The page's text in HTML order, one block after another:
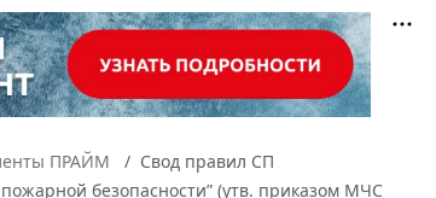
ПРАЙМ
Свод правил СП
безопасности” (утв. приказом МЧС